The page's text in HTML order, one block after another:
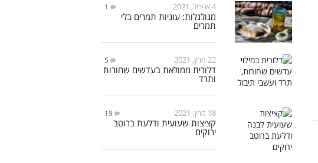
4 אפריל, 2021 1
מגולגלות: עוגיות תמרים בלי
תמרים
22 מרץ, 2021 5
דלורית ממולאת בעדשים שחורות
ותרד
18 מרץ, 2021 19
קציצות שעועית ודלעת ברוטב
ירוקים